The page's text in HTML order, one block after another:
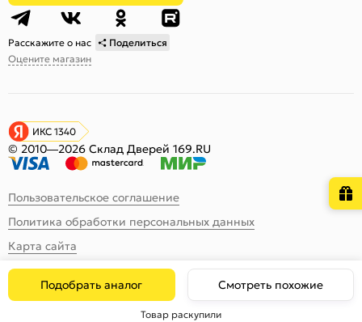
Подобрать аналог Смотреть похожие
Товар раскупили
Расскажите о нас
Поделиться
Оцените магазин
ИКС 1340
© 2010—2026 Склад Дверей 169.RU
Пользовательское соглашение
Политика обработки персональных данных
Карта сайта